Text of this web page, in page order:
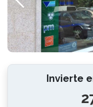
Invierte